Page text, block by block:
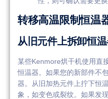
转移高温限制恒温
从旧元件上拆卸恒
某些Kenmore烘干机使用直
恒温器。如果您的新部件不
器。从旧加热元件上拧下恒
象，如变色或裂纹。如果发